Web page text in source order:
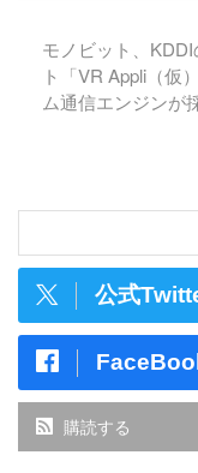
モノビット、
ト「VR Appli（仮
ム通信エンジンが
公式
購読する